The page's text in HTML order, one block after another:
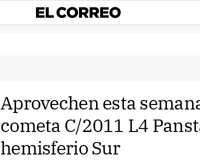
Aprovechen esta
cometa C/2011 L4
hemisferio Sur